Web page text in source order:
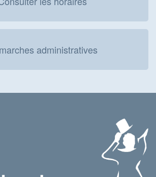
administratives